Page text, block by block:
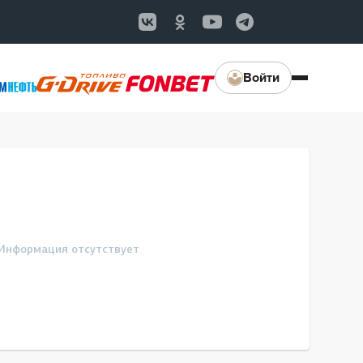
Войти
отсутствует